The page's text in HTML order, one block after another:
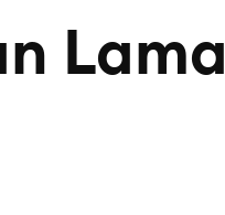
Lama